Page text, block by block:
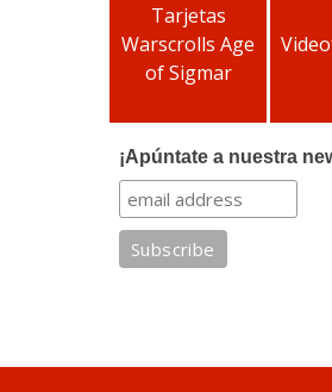
Tarjetas
Warscrolls Age
of Sigmar
¡Apúntate a nuestra